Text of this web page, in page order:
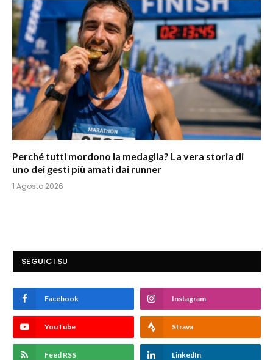
Perché tutti mordono la medaglia? La vera storia di
uno dei gesti più amati dai runner
1 Agosto 2026
SEGUICI SU
Facebook Instagram
YouTube Strava
Feed RSS LinkedIn